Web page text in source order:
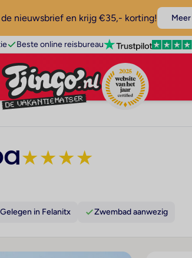
nieuwsbrief en krijg €35,- korting!
Beste online reisbureau
★★★★
Gelegen in Felanitx Zwembad aanwezig